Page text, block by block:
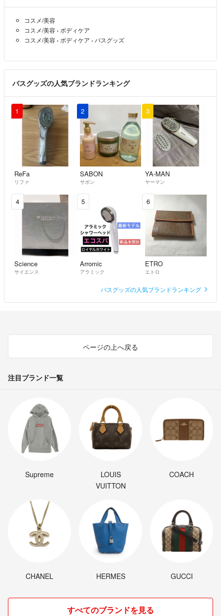
コスメ/美容
コスメ/美容 › ボディケア
コスメ/美容 › ボディケア › バスグッズ
バスグッズの人気ブランドランキング
1
ReFa
リファ
2
SABON
サボン
3
YA-MAN
ヤーマン
4
Science
サイエンス
5
Arromic
アラミック
6
ETRO
エトロ
バスグッズの人気ブランドランキング
ページの上へ戻る
注目ブランド一覧
Supreme
LOUIS
VUITTON
COACH
CHANEL HERMES GUCCI
すべてのブランドを見る